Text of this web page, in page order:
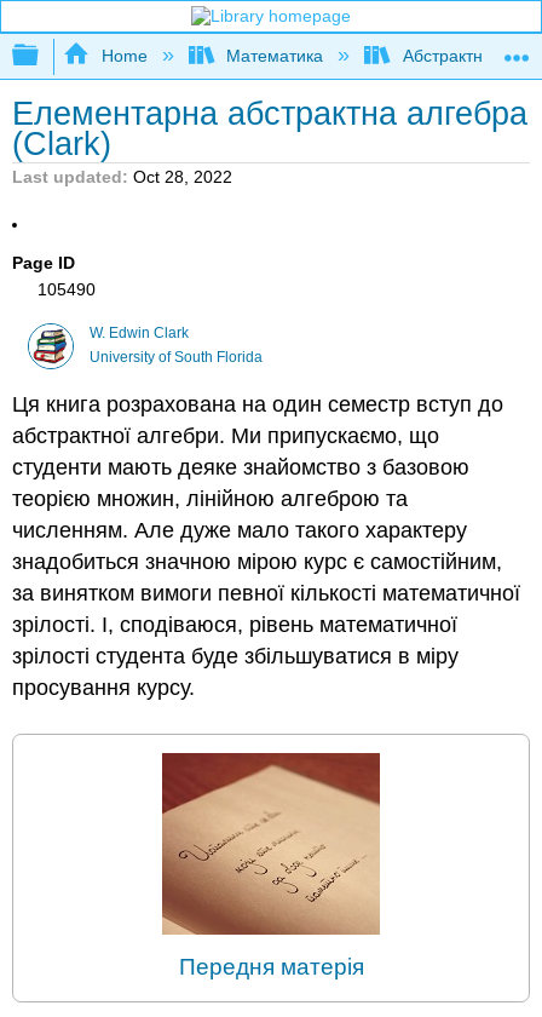
Expand/collapse global hierarchy
Home Математика Абстрактна та
Елементарна абстрактна алгебра
(Clark)
Last updated Oct 28, 2022
Page ID
105490
W. Edwin Clark
University of South Florida
Ця книга розрахована на один семестр вступ до
абстрактної алгебри. Ми припускаємо, що
студенти мають деяке знайомство з базовою
теорією множин, лінійною алгеброю та
численням. Але дуже мало такого характеру
знадобиться значною мірою курс є самостійним,
за винятком вимоги певної кількості математичної
зрілості. І, сподіваюся, рівень математичної
зрілості студента буде збільшуватися в міру
просування курсу.
Передня матерія